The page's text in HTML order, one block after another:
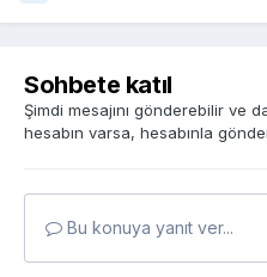
Sohbete katıl
Şimdi mesajını gönderebilir ve
hesabın varsa, hesabınla
Bu konuya yanıt ver...